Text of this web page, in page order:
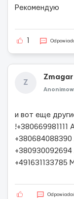
Рекомендую
Z
Zmagar
и вот еще
!+380669981111
+380930092694
+491631133785